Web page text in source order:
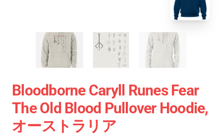
Bloodborne Caryll Runes Fear
The Old Blood Pullover Hoodie,
オーストラリア